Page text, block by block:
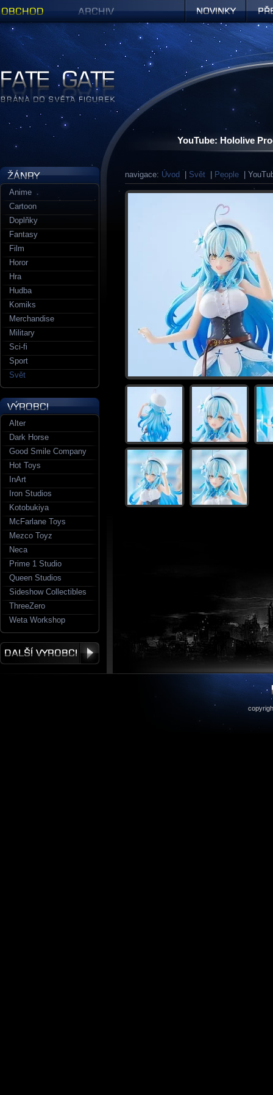
YouTube: Hololive
navigace: Úvod Svět People |
Anime
Cartoon
Doplňky
Fantasy
Film
Horor
Hra
Hudba
Komiks
Merchandise
Military
Sci-fi
Sport
Svět
Alter
Dark Horse
Good Smile Company
Hot Toys
InArt
Iron Studios
Kotobukiya
McFarlane Toys
Mezco Toyz
Neca
Prime 1 Studio
Queen Studios
Sideshow Collectibles
ThreeZero
Weta Workshop
Figurky a sošky | Fate Gate